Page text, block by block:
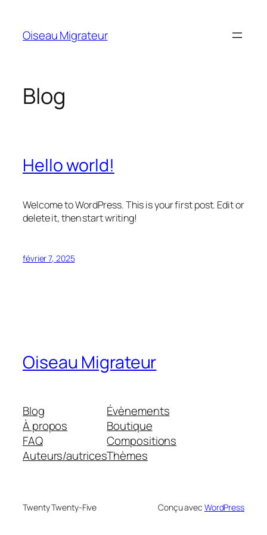
contenu
Oiseau Migrateur
Blog
Hello world!
Welcome to WordPress. This is your first post. Edit or
delete it, then start writing!
février 7, 2025
Oiseau Migrateur
Blog
À propos
FAQ
Auteurs/autrices
Évènements
Boutique
Compositions
Thèmes
Twenty Twenty-Five Conçu avec WordPress